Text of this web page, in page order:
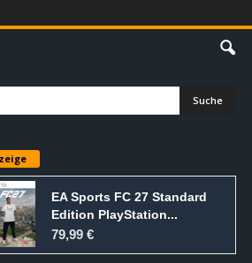
EA Sports FC 27 Standard
Edition PlayStation...
79,99 €